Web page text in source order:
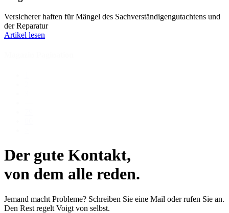
Versicherer haften für Mängel des Sachverständigengutachtens und
der Reparatur
Artikel lesen
Der gute Kontakt,
von dem alle reden.
Jemand macht Probleme? Schreiben Sie eine Mail oder rufen Sie an.
Den Rest regelt Voigt von selbst.